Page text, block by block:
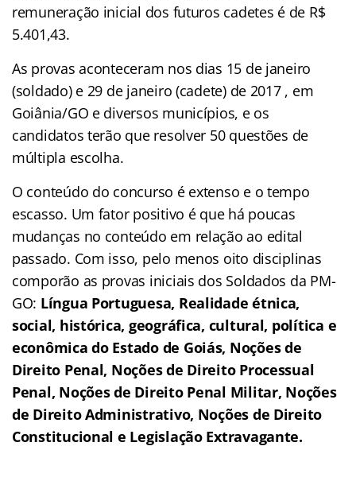
remuneração inicial dos futuros cadetes é de R$
5.401,43.
As provas aconteceram nos dias 15 de janeiro
(soldado) e 29 de janeiro (cadete) de 2017 , em
Goiânia/GO e diversos municípios, e os
candidatos terão que resolver 50 questões de
múltipla escolha.
O conteúdo do concurso é extenso e o tempo
escasso. Um fator positivo é que há poucas
mudanças no conteúdo em relação ao edital
passado. Com isso, pelo menos oito disciplinas
comporão as provas iniciais dos Soldados da PM-
GO: Língua Portuguesa, Realidade étnica,
social, histórica, geográfica, cultural, política e
econômica do Estado de Goiás, Noções de
Direito Penal, Noções de Direito Processual
Penal, Noções de Direito Penal Militar, Noções
de Direito Administrativo, Noções de Direito
Constitucional e Legislação Extravagante.